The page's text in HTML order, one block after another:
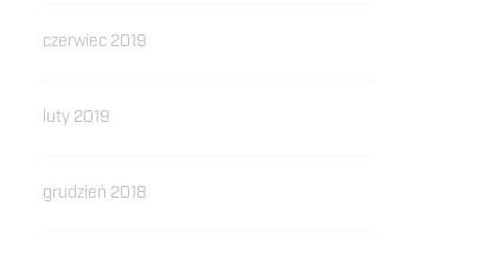
czerwiec 2019
luty 2019
grudzień 2018